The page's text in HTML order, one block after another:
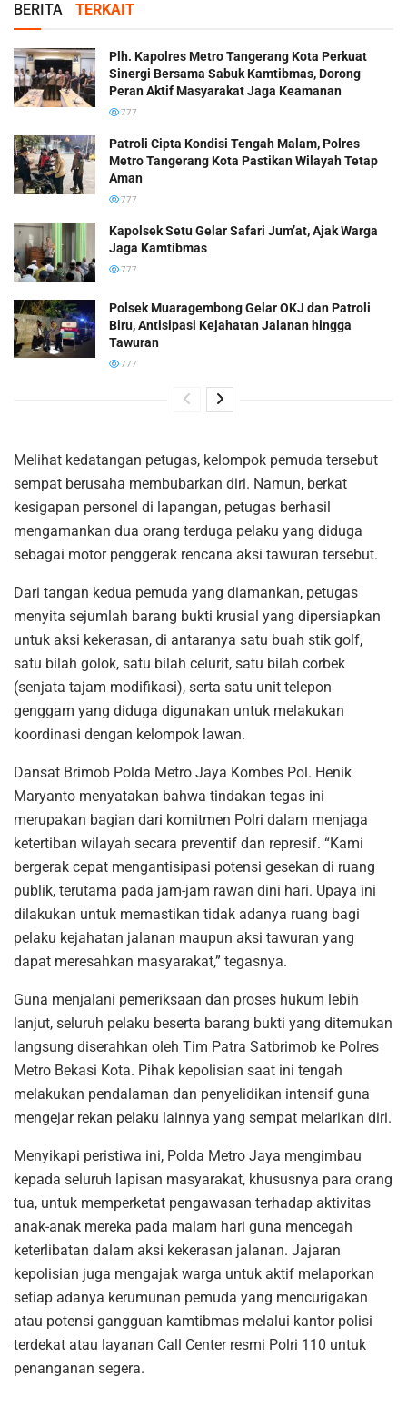
BERITA TERKAIT
Plh. Kapolres Metro Tangerang Kota Perkuat
Sinergi Bersama Sabuk Kamtibmas, Dorong
Peran Aktif Masyarakat Jaga Keamanan
777
Patroli Cipta Kondisi Tengah Malam, Polres
Metro Tangerang Kota Pastikan Wilayah Tetap
Aman
777
Kapolsek Setu Gelar Safari Jum’at, Ajak Warga
Jaga Kamtibmas
777
Polsek Muaragembong Gelar OKJ dan Patroli
Biru, Antisipasi Kejahatan Jalanan hingga
Tawuran
777
Melihat kedatangan petugas, kelompok pemuda tersebut
sempat berusaha membubarkan diri. Namun, berkat
kesigapan personel di lapangan, petugas berhasil
mengamankan dua orang terduga pelaku yang diduga
sebagai motor penggerak rencana aksi tawuran tersebut.
Dari tangan kedua pemuda yang diamankan, petugas
menyita sejumlah barang bukti krusial yang dipersiapkan
untuk aksi kekerasan, di antaranya satu buah stik golf,
satu bilah golok, satu bilah celurit, satu bilah corbek
(senjata tajam modifikasi), serta satu unit telepon
genggam yang diduga digunakan untuk melakukan
koordinasi dengan kelompok lawan.
Dansat Brimob Polda Metro Jaya Kombes Pol. Henik
Maryanto menyatakan bahwa tindakan tegas ini
merupakan bagian dari komitmen Polri dalam menjaga
ketertiban wilayah secara preventif dan represif. “Kami
bergerak cepat mengantisipasi potensi gesekan di ruang
publik, terutama pada jam-jam rawan dini hari. Upaya ini
dilakukan untuk memastikan tidak adanya ruang bagi
pelaku kejahatan jalanan maupun aksi tawuran yang
dapat meresahkan masyarakat,” tegasnya.
Guna menjalani pemeriksaan dan proses hukum lebih
lanjut, seluruh pelaku beserta barang bukti yang ditemukan
langsung diserahkan oleh Tim Patra Satbrimob ke Polres
Metro Bekasi Kota. Pihak kepolisian saat ini tengah
melakukan pendalaman dan penyelidikan intensif guna
mengejar rekan pelaku lainnya yang sempat melarikan diri.
Menyikapi peristiwa ini, Polda Metro Jaya mengimbau
kepada seluruh lapisan masyarakat, khususnya para orang
tua, untuk memperketat pengawasan terhadap aktivitas
anak-anak mereka pada malam hari guna mencegah
keterlibatan dalam aksi kekerasan jalanan. Jajaran
kepolisian juga mengajak warga untuk aktif melaporkan
setiap adanya kerumunan pemuda yang mencurigakan
atau potensi gangguan kamtibmas melalui kantor polisi
terdekat atau layanan Call Center resmi Polri 110 untuk
penanganan segera.